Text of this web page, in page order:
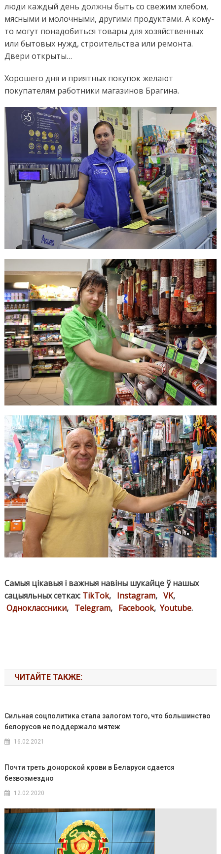
люди каждый день должны быть со свежим хлебом,
мясными и молочными, другими продуктами. А кому-
то могут понадобиться товары для хозяйственных
или бытовых нужд, строительства или ремонта.
Двери открыты…
Хорошего дня и приятных покупок желают
покупателям работники магазинов Брагина.
Самыя цікавыя і важныя навіны шукайце ў нашых
сацыяльных сетках: TikTok, Instagram, VK,
Одноклассники, Telegram, Facebook, Youtube.
ЧИТАЙТЕ ТАКЖЕ:
Сильная соцполитика стала залогом того, что большинство
белорусов не поддержало мятеж
16.02.2021
Почти треть донорской крови в Беларуси сдается
безвозмездно
12.02.2020